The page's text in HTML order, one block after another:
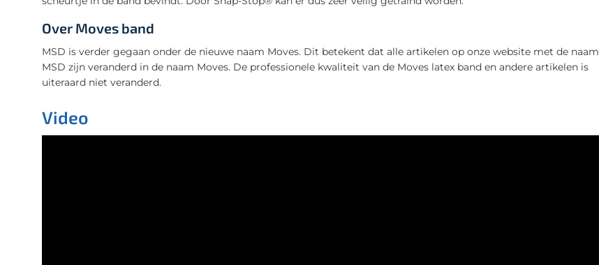
Over Moves band
MSD is verder gegaan onder de nieuwe naam Moves. Dit betekent dat alle artikelen op onze website met de naam
MSD zijn veranderd in de naam Moves. De professionele kwaliteit van de Moves latex band en andere artikelen is
uiteraard niet veranderd.
Video